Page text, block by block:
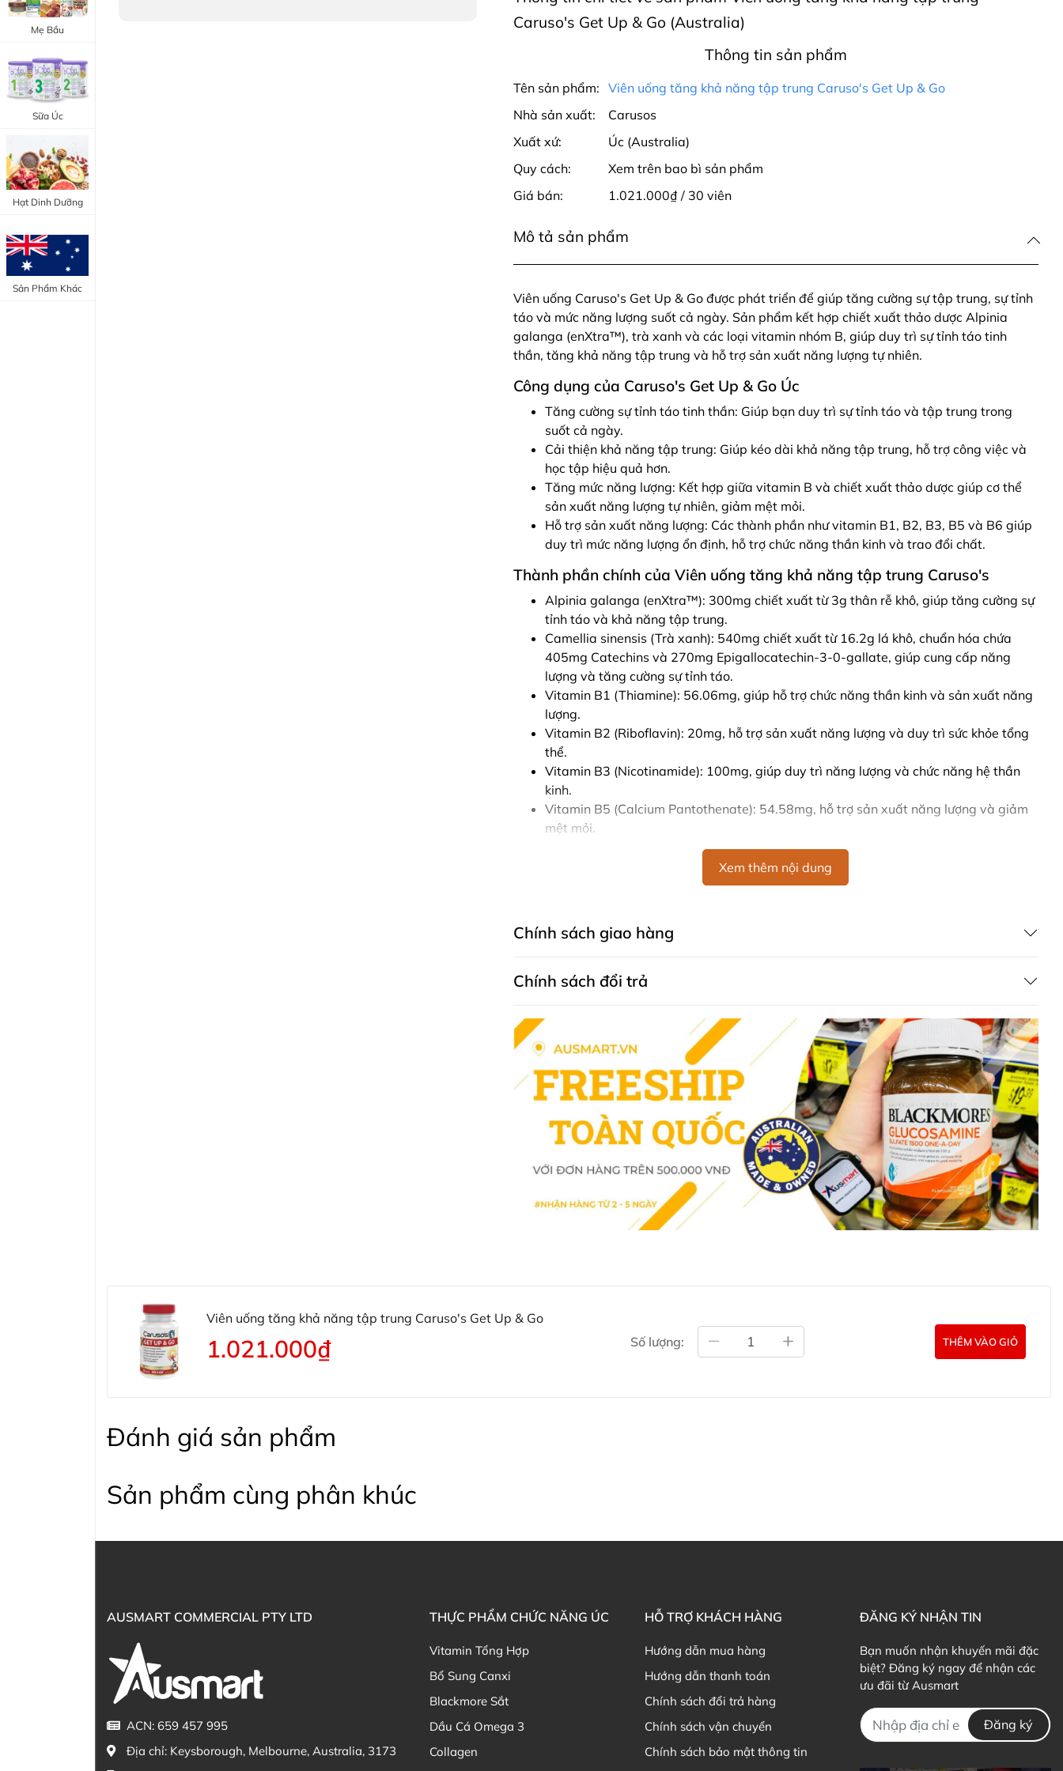
Mẹ Bầu
Sữa Úc
Hạt Dinh Dưỡng
Sản Phẩm Khác
Caruso's Get Up & Go (Australia)
Thông tin sản phẩm
Tên sản phẩm: Viên uống tăng khả năng tập trung Caruso's Get Up & Go
Nhà sản xuất:
Carusos
Xuất xứ:
Úc (Australia)
Quy cách:
Xem trên bao bì sản phẩm
Giá bán:
1.021.000₫ / 30 viên
Mô tả sản phẩm
Viên uống Caruso's Get Up & Go được phát triển để giúp tăng cường sự tập trung, sự tỉnh
táo và mức năng lượng suốt cả ngày. Sản phẩm kết hợp chiết xuất thảo dược Alpinia
galanga (enXtra™), trà xanh và các loại vitamin nhóm B, giúp duy trì sự tỉnh táo tinh
thần, tăng khả năng tập trung và hỗ trợ sản xuất năng lượng tự nhiên.
Công dụng của Caruso's Get Up & Go Úc
Tăng cường sự tỉnh táo tinh thần: Giúp bạn duy trì sự tỉnh táo và tập trung trong
suốt cả ngày.
Cải thiện khả năng tập trung: Giúp kéo dài khả năng tập trung, hỗ trợ công việc và
học tập hiệu quả hơn.
Tăng mức năng lượng: Kết hợp giữa vitamin B và chiết xuất thảo dược giúp cơ thể
sản xuất năng lượng tự nhiên, giảm mệt mỏi.
Hỗ trợ sản xuất năng lượng: Các thành phần như vitamin B1, B2, B3, B5 và B6 giúp
duy trì mức năng lượng ổn định, hỗ trợ chức năng thần kinh và trao đổi chất.
Thành phần chính của Viên uống tăng khả năng tập trung Caruso's
Alpinia galanga (enXtra™): 300mg chiết xuất từ 3g thân rễ khô, giúp tăng cường sự
tỉnh táo và khả năng tập trung.
Camellia sinensis (Trà xanh): 540mg chiết xuất từ 16.2g lá khô, chuẩn hóa chứa
405mg Catechins và 270mg Epigallocatechin-3-0-gallate, giúp cung cấp năng
lượng và tăng cường sự tỉnh táo.
Vitamin B1 (Thiamine): 56.06mg, giúp hỗ trợ chức năng thần kinh và sản xuất năng
lượng.
Vitamin B2 (Riboflavin): 20mg, hỗ trợ sản xuất năng lượng và duy trì sức khỏe tổng
thể.
Vitamin B3 (Nicotinamide): 100mg, giúp duy trì năng lượng và chức năng hệ thần
kinh.
Vitamin B5 (Calcium Pantothenate): 54.58mg, hỗ trợ sản xuất năng lượng và giảm
mệt mỏi.
Vitamin B6 (Pyridoxine): 45mg, giúp duy trì chức năng thần kinh và sản xuất năng
Vitamin B12 (Cyanocobalamin): 100mcg, hỗ trợ chức năng thần kinh và sản xuất tế
Folic Acid: 400mcg, giúp hỗ trợ sức khỏe tế bào và chức năng não bộ.
Cách dùng: Người lớn uống 1 viên mỗi ngày vào buổi sáng sau khi ăn sáng hoặc
Lưu ý
Sản phẩm không thay thế cho chế độ ăn uống cân bằng.
Ngừng sử dụng và tham khảo ý kiến bác sĩ nếu bạn cảm thấy có triệu chứng như tê
rát, ngứa ngáy hoặc cảm giác khác lạ.
Không sử dụng cho phụ nữ mang thai hoặc đang cho con bú.
Tham khảo ý kiến bác sĩ nếu bạn đang dùng thuốc hạ huyết áp hoặc chống đông
Caruso's Get Up & Go
là sự lựa chọn hoàn hảo cho những ai cần tăng cường sự
tập trung, sự tỉnh táo và duy trì mức năng lượng suốt cả ngày. Với công thức độc đáo từ
các thảo dược và vitamin, sản phẩm giúp bạn cải thiện hiệu suất công việc, học tập và
Khách hàng có thể đặt mua Viên uống tăng khả năng tập trung Caruso's Get Up & Go
trực tiếp trên website hoặc liên hệ với các kênh tư vấn hỗ trợ khách hàng của Ausmart tại:
| Hàng Úc chính hãng
Xem thêm nội dung
Chính sách giao hàng
Chính sách đổi trả
Viên uống tăng khả năng tập trung Caruso's Get Up & Go
1.021.000₫ Số lượng: THÊM VÀO GIỎ
Đánh giá sản phẩm
Sản phẩm cùng phân khúc
AUSMART COMMERCIAL PTY LTD
ACN: 659 457 995
Địa chỉ: Keysborough, Melbourne, Australia, 3173
THỰC PHẨM CHỨC NĂNG ÚC
Vitamin Tổng Hợp
Bổ Sung Canxi
Blackmore Sắt
Dầu Cá Omega 3
Collagen
HỖ TRỢ KHÁCH HÀNG
Hướng dẫn mua hàng
Hướng dẫn thanh toán
Chính sách đổi trả hàng
Chính sách vận chuyển
Chính sách bảo mật thông tin
ĐĂNG KÝ NHẬN TIN
Bạn muốn nhận khuyến mãi đặc
biệt? Đăng ký ngay để nhận các
ưu đãi từ Ausmart
Đăng ký